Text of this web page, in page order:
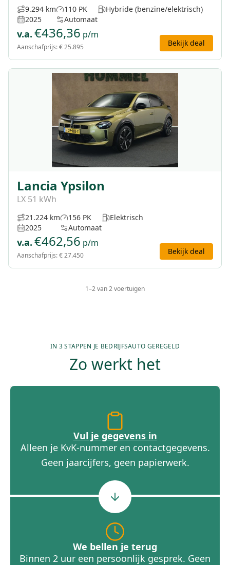
9.294 km
2025
110 PK
Automaat
Hybride (benzine/elektrisch)
v.a. €436,36 p/m
Aanschafprijs:€ 25.895 Bekijk deal
Lancia Ypsilon
LX 51 kWh
21.224 km
2025
156 PK
Automaat
Elektrisch
v.a. €462,56 p/m
Aanschafprijs:€ 27.450 Bekijk deal
1–2van2voertuigen
IN 3 STAPPEN JE BEDRIJFSAUTO GEREGELD
Zo werkt het
Vul je gegevens in
Alleen je KvK-nummer en contactgegevens.
Geen jaarcijfers, geen papierwerk.
We bellen je terug
Binnen 2 uur een persoonlijk gesprek. Geen